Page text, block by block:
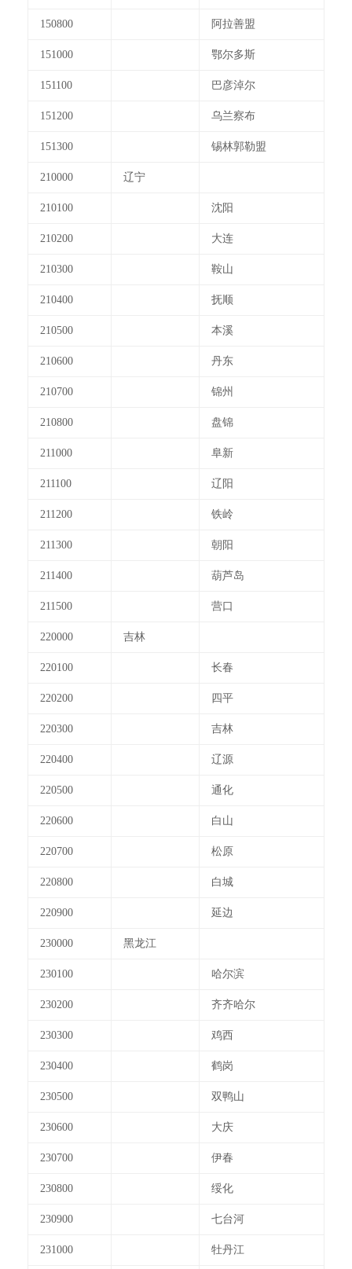
150800 阿拉善盟
151000 鄂尔多斯
151100 巴彦淖尔
151200 乌兰察布
151300 锡林郭勒盟
210000 辽宁
210100 沈阳
210200 大连
210300 鞍山
210400 抚顺
210500 本溪
210600 丹东
210700 锦州
210800 盘锦
211000 阜新
211100 辽阳
211200 铁岭
211300 朝阳
211400 葫芦岛
211500 营口
220000 吉林
220100 长春
220200 四平
220300 吉林
220400 辽源
220500 通化
220600 白山
220700 松原
220800 白城
220900 延边
230000 黑龙江
230100 哈尔滨
230200 齐齐哈尔
230300 鸡西
230400 鹤岗
230500 双鸭山
230600 大庆
230700 伊春
230800 绥化
230900 七台河
231000 牡丹江